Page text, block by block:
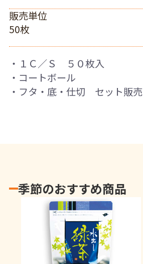
販売単位
50枚
・１Ｃ／Ｓ ５０枚入
・コートボール
・フタ・底・仕切 セット販売
季節のおすすめ商品